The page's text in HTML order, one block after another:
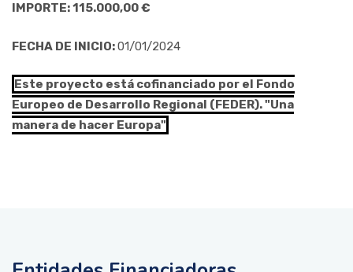
IMPORTE: 115.000,00 €
FECHA DE INICIO:01/01/2024
Este proyecto está cofinanciado por el Fondo
Europeo de Desarrollo Regional (FEDER). "Una
manera de hacer Europa"